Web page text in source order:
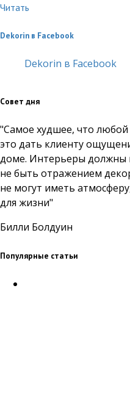
Читать
Dekorin в Facebook
Dekorin в Facebook
Совет дня
"Самое худшее, что
это дать клиенту
доме. Интерьеры должны
не быть отражением
не могут иметь
для жизни"
Билли Болдуин
Популярные статьи